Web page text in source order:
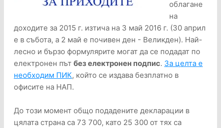
облагане
на
доходите за 2015 г. изтича на 3 май 2016 г. (30 април
е в събота, а 2 май е почивен ден - Великден). Най-
лесно и бързо формулярите могат да се подадат по
електронен път без електронен подпис. За целта е
необходим ПИК, който се издава безплатно в
офисите на НАП.
До този момент общо подадените декларации в
цялата страна са 73 700, като 25 300 от тях са